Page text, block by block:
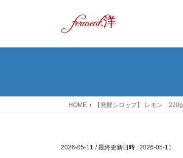
HOME 【発酵シロップ】 レモン 220g
2026-05-11 / 最終更新日時 : 2026-05-11